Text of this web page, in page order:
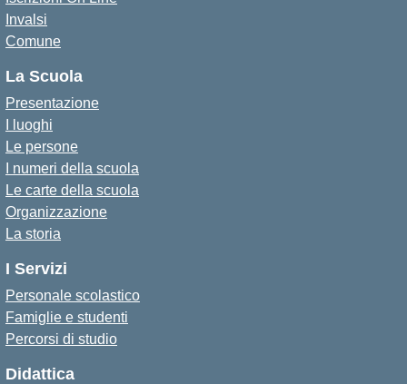
Invalsi
Comune
La Scuola
Presentazione
I luoghi
Le persone
I numeri della scuola
Le carte della scuola
Organizzazione
La storia
I Servizi
Personale scolastico
Famiglie e studenti
Percorsi di studio
Didattica